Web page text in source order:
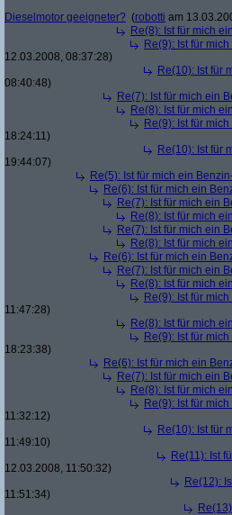
Dieselmotor geeigneter? (robotti am
Re(8): Ist für mich
Re(9): Ist für
12.03.2008, 08:37:28)
Re(10): Ist für
08:40:48)
Re(7): Ist für mich ein
Re(8): Ist für mich
Re(9): Ist für
18:24:11)
Re(10): Ist für
19:44:07)
Re(5): Ist für mich ein
Re(6): Ist für mich ein
Re(7): Ist für mich ein
Re(8): Ist für mich
Re(7): Ist für mich ein
Re(8): Ist für mich
Re(6): Ist für mich ein
Re(7): Ist für mich ein
Re(8): Ist für mich
Re(9): Ist für
11:47:28)
Re(8): Ist für mich
Re(9): Ist für
18:23:38)
Re(6): Ist für mich ein
Re(7): Ist für mich ein
Re(8): Ist für mich
Re(9): Ist für
11:32:12)
Re(10): Ist für
11:49:10)
Re(11): Ist
12.03.2008, 11:50:32)
Re(12):
11:51:34)